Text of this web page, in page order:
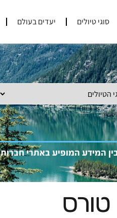
סוגי טיולים יעדים בעולם
המידע המופיע באתרי
טורס